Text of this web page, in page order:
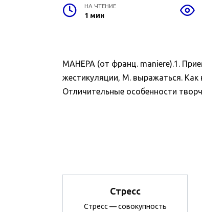
НА ЧТЕНИЕ
1 мин
МАНЕРА (от франц. maniere).1.
жестикуляции, М. выражаться. Как
Отличительные особенности
Стресс
Стресс — совокупность